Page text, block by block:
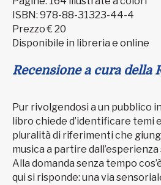
ISBN: 978-88-31323-44-4
Prezzo € 20
Disponibile in libreria e online
Recensione a cura della
Pur rivolgendosi a un pubblico
libro chiede d’identificare temi
pluralità di riferimenti che
musica a partire
Alla domanda senza tempo
qui si risponde: una via